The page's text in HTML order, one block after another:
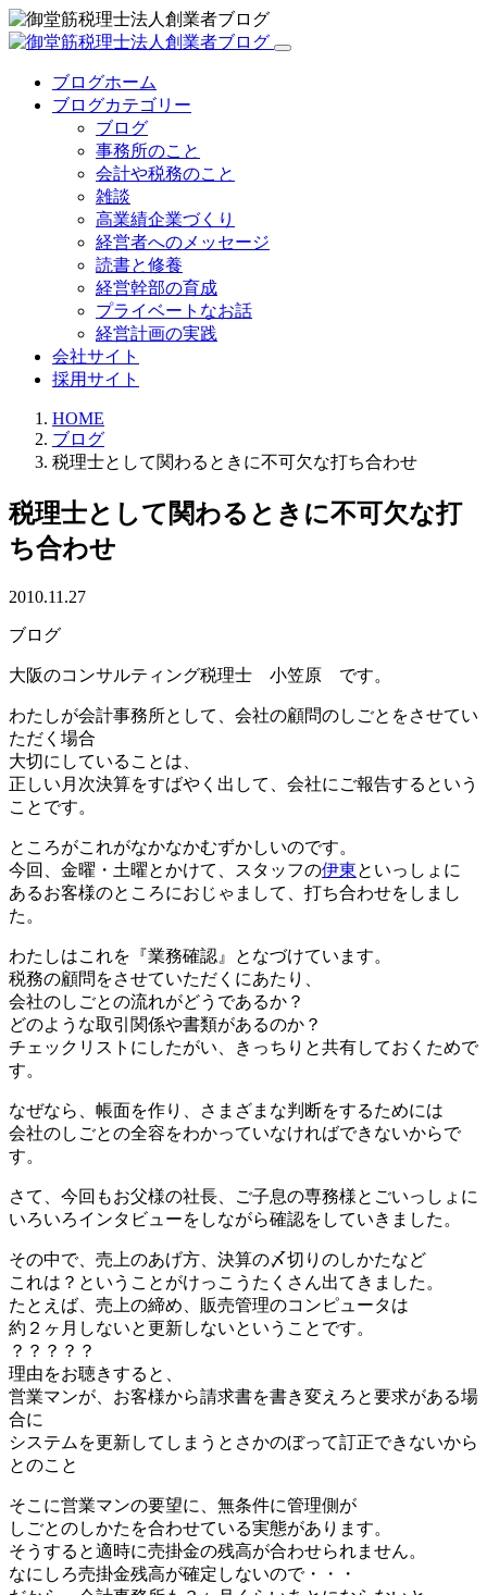
ブログホーム
ブログカテゴリー
ブログ
事務所のこと
会計や税務のこと
雑談
高業績企業づくり
経営者へのメッセージ
読書と修養
経営幹部の育成
プライベートなお話
経営計画の実践
会社サイト
採用サイト
HOME
ブログ
税理士として関わるときに不可欠な打ち合わせ
税理士として関わるときに不可欠な打
ち合わせ
2010.11.27
ブログ
大阪のコンサルティング税理士 小笠原 です。
わたしが会計事務所として、会社の顧問のしごとをさせてい
ただく場合
大切にしていることは、
正しい月次決算をすばやく出して、会社にご報告するという
ことです。
ところがこれがなかなかむずかしいのです。
今回、金曜・土曜とかけて、スタッフの伊東といっしょに
あるお客様のところにおじゃまして、打ち合わせをしまし
た。
わたしはこれを『業務確認』となづけています。
税務の顧問をさせていただくにあたり、
会社のしごとの流れがどうであるか？
どのような取引関係や書類があるのか？
チェックリストにしたがい、きっちりと共有しておくためで
す。
なぜなら、帳面を作り、さまざまな判断をするためには
会社のしごとの全容をわかっていなければできないからで
す。
さて、今回もお父様の社長、ご子息の専務様とごいっしょに
いろいろインタビューをしながら確認をしていきました。
その中で、売上のあげ方、決算の〆切りのしかたなど
これは？ということがけっこうたくさん出てきました。
たとえば、売上の締め、販売管理のコンピュータは
約２ヶ月しないと更新しないということです。
？？？？？
理由をお聴きすると、
営業マンが、お客様から請求書を書き変えろと要求がある場
合に
システムを更新してしまうとさかのぼって訂正できないから
とのこと
そこに営業マンの要望に、無条件に管理側が
しごとのしかたを合わせている実態があります。
そうすると適時に売掛金の残高が合わせられません。
なにしろ売掛金残高が確定しないので・・・